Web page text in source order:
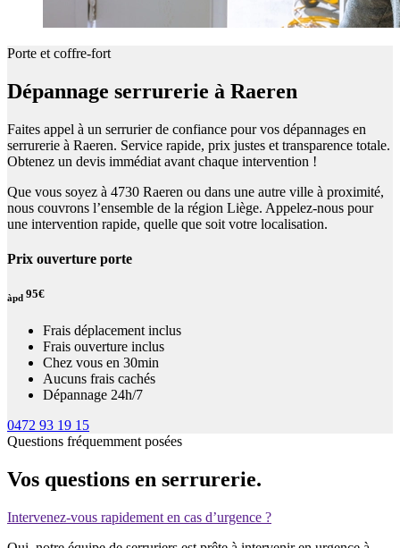
Porte et coffre-fort
Dépannage serrurerie à Raeren
Faites appel à un serrurier de confiance pour vos dépannages en
serrurerie à Raeren. Service rapide, prix justes et transparence totale.
Obtenez un devis immédiat avant chaque intervention !
Que vous soyez à 4730 Raeren ou dans une autre ville à proximité,
nous couvrons l’ensemble de la région Liège. Appelez-nous pour
une intervention rapide, quelle que soit votre localisation.
Prix ouverture porte
àpd 95€
Frais déplacement inclus
Frais ouverture inclus
Chez vous en 30min
Aucuns frais cachés
Dépannage 24h/7
0472 93 19 15
Questions fréquemment posées
Vos questions en serrurerie.
Intervenez-vous rapidement en cas d’urgence ?